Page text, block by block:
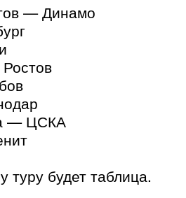
— Динамо
— ЦСКА
будет таблица.